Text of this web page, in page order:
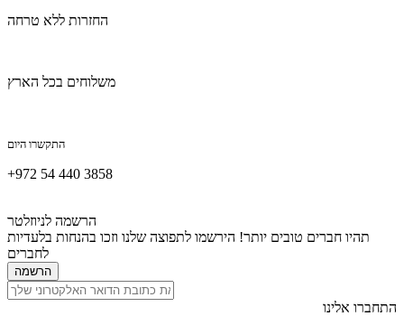
החזרות ללא טרחה
משלוחים בכל הארץ
התקשרו היום
+972 54 440 3858
הרשמה לניוזלטר
תהיו חברים טובים יותר! הירשמו לתפוצה שלנו וזכו בהנחות בלעדיות
לחברים
הרשמה
התחברו אלינו